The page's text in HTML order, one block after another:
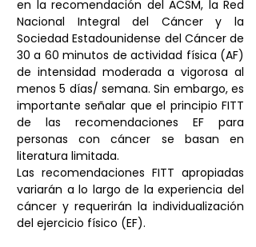
en la recomendación del ACSM, la Red
Nacional Integral del Cáncer y la
Sociedad Estadounidense del Cáncer de
30 a 60 minutos de actividad física (AF)
de intensidad moderada a vigorosa al
menos 5 días/ semana. Sin embargo, es
importante señalar que el principio FITT
de las recomendaciones EF para
personas con cáncer se basan en
literatura limitada.
Las recomendaciones FITT apropiadas
variarán a lo largo de la experiencia del
cáncer y requerirán la individualización
del ejercicio físico (EF).